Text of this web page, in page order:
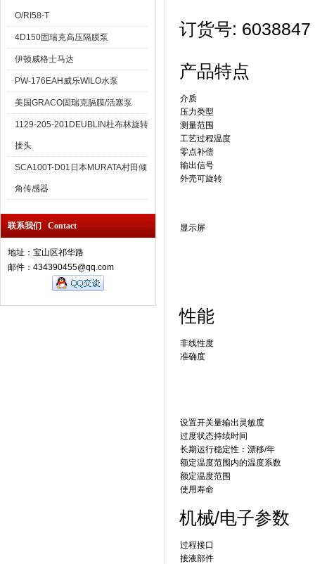
O/RI58-T
4D150固瑞克高压隔膜泵
伊顿威格士马达
PW-176EAH威乐WILO水泵
美国GRACO固瑞克膈膜/活塞泵
1129-205-201DEUBLIN杜布林旋转
接头
SCA100T-D01日本MURATA村田倾
角传感器
联系我们 Contact
地址：宝山区祁华路
邮件：434390455@qq.com
订货号: 6038847
产品特点
介质
压力类型
测量范围
工艺过程温度
零点补偿
输出信号
外壳可旋转
显示屏
性能
非线性度
准确度
设置开关量输出灵敏度
过度状态持续时间
长期运行稳定性：漂移/年
额定温度范围内的温度系数
额定温度范围
使用寿命
机械/电子参数
过程接口
接液部件